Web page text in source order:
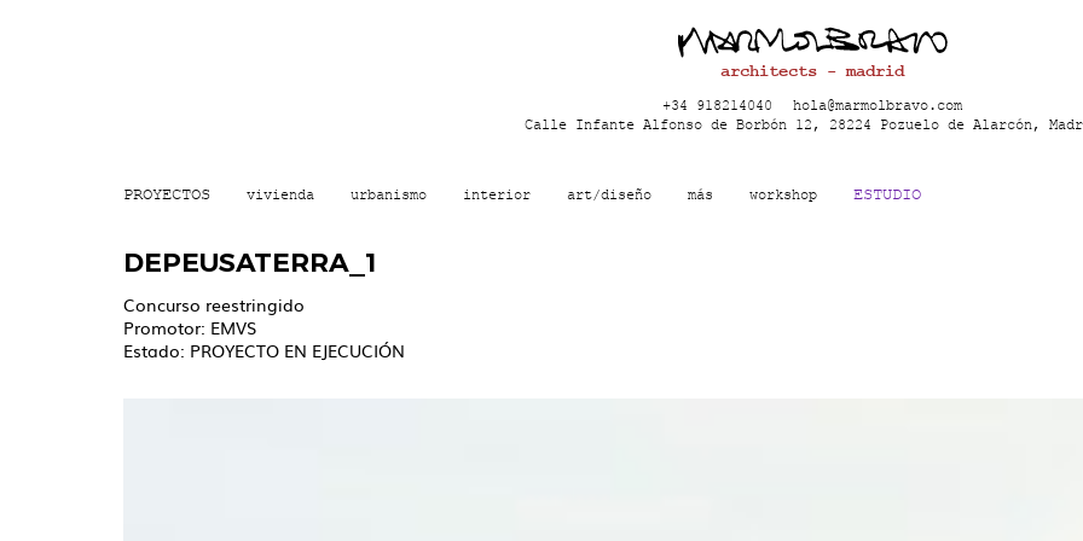
architects - madrid
+34 918214040
hola@marmolbravo.com
Calle Infante Alfonso de Borbón 12, 28224 Pozuelo de Alarcón,
PROYECTOS vivienda urbanismo interior art/diseño más workshop ESTUDIO
DEPEUSATERRA_1
Concurso reestringido
Promotor: EMVS
Estado: PROYECTO EN EJECUCIÓN